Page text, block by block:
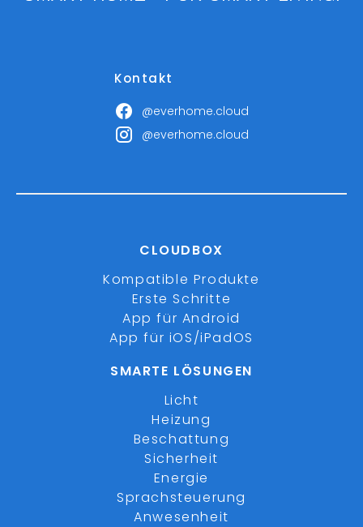
Kontakt
@everhome.cloud
@everhome.cloud
CLOUDBOX
Kompatible Produkte
Erste Schritte
App für Android
App für iOS/iPadOS
SMARTE LÖSUNGEN
Licht
Heizung
Beschattung
Sicherheit
Energie
Sprachsteuerung
Anwesenheit